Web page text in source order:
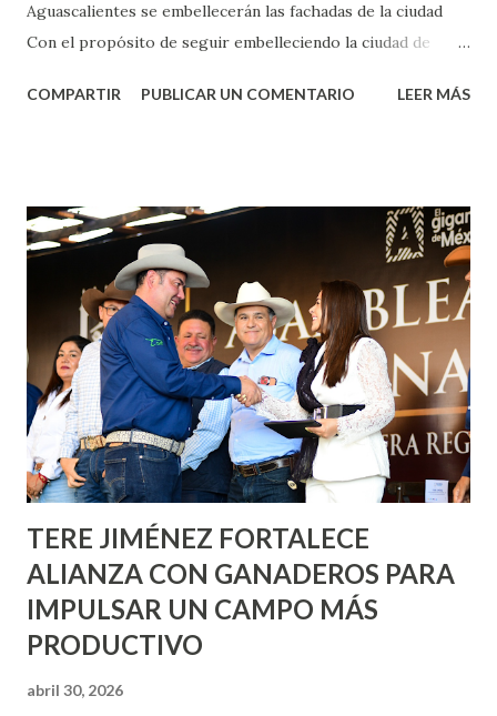
Aguascalientes se embellecerán las fachadas de la ciudad
Con el propósito de seguir embelleciendo la ciudad de
municipal, Leo Montañez dio inicio al programa
Corazón Urbano y el Municipio capital. Leo Montañez
informó que en este programa se usarán cerca de 90 mil
metros cuadrados de pintura, para dar inicio en la calle
Nieto, entre Jesús F. Elizondo y la calle 22 de Octubre, con
lo que se aplicará pintura en 66 casas. Posteriormente se
llevará este programa a Villas de Nuestra Señora de la
Asunción, Avenida Alameda y Decreto 27 de Septiembre, en
los edificios FOVISSSTE Ojo de Agua, en la comunidad
Norias de Paso Hondo y en los edificios de...
COMPARTIR PUBLICAR UN COMENTARIO LEER MÁS
TERE JIMÉNEZ FORTALECE
ALIANZA CON GANADEROS PARA
IMPULSAR UN CAMPO MÁS
PRODUCTIVO
abril 30, 2026